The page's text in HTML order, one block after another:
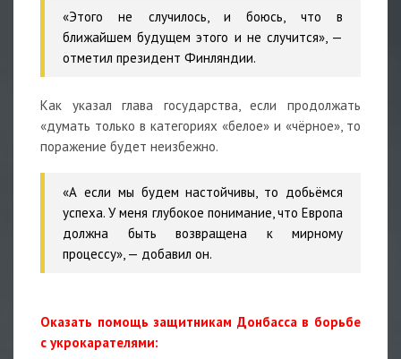
«Этого не случилось, и боюсь, что в
ближайшем будущем этого и не случится», —
отметил президент Финляндии.
Как указал глава государства, если продолжать
«думать только в категориях «белое» и «чёрное», то
поражение будет неизбежно.
«А если мы будем настойчивы, то добьёмся
успеха. У меня глубокое понимание, что Европа
должна быть возвращена к мирному
процессу», — добавил он.
Оказать помощь защитникам Донбасса в борьбе
с укрокарателями: